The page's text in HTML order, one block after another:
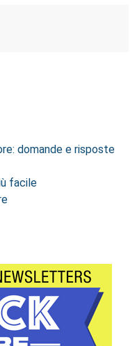
domande e risposte
facile